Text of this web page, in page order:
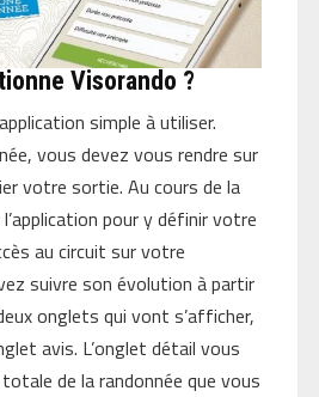
Visorando ?
simple à utiliser.
vous devez vous rendre sur
votre sortie. Au cours de la
pour y définir votre
au circuit sur votre
suivre son évolution à partir
onglets qui vont s’afficher,
avis. L’onglet détail vous
de la randonnée que vous